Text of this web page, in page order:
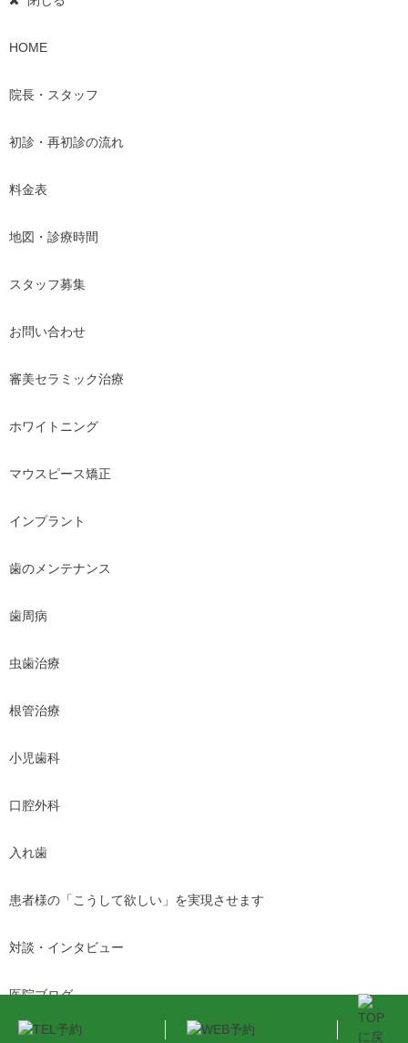
HOME
院長・スタッフ
初診・再初診の流れ
料金表
地図・診療時間
スタッフ募集
お問い合わせ
審美セラミック治療
ホワイトニング
マウスピース矯正
インプラント
歯のメンテナンス
歯周病
虫歯治療
根管治療
小児歯科
口腔外科
入れ歯
患者様の「こうして欲しい」を実現させます
対談・インタビュー
医院ブログ